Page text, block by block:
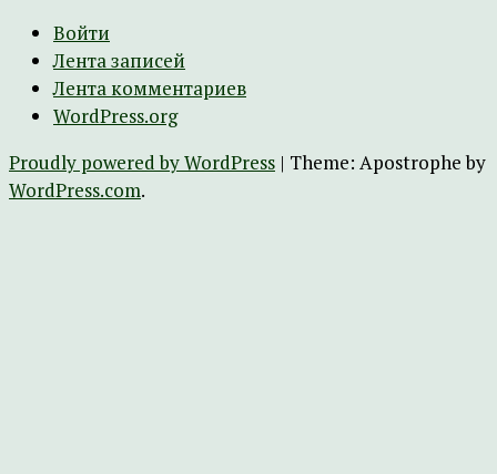
Войти
Лента записей
Лента комментариев
WordPress.org
Proudly powered by WordPress | Theme: Apostrophe by
WordPress.com.